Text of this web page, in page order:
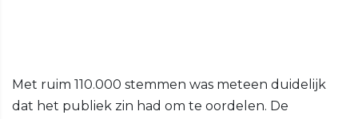
Met ruim 110.000 stemmen was meteen duidelijk
dat het publiek zin had om te oordelen. De